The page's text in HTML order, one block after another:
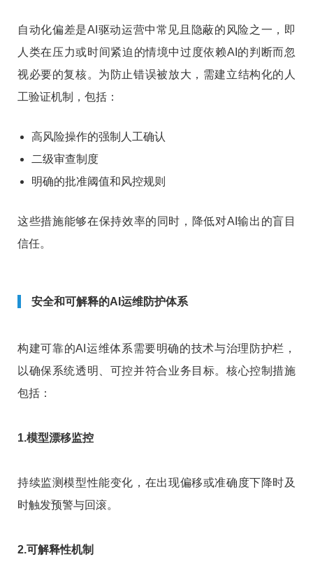
自动化偏差是AI驱动运营中常见且隐蔽的风险之一，即
人类在压力或时间紧迫的情境中过度依赖AI的判断而忽
视必要的复核。为防止错误被放大，需建立结构化的人
工验证机制，包括：
高风险操作的强制人工确认
二级审查制度
明确的批准阈值和风控规则
这些措施能够在保持效率的同时，降低对AI输出的盲目
信任。
安全和可解释的AI运维防护体系
构建可靠的AI运维体系需要明确的技术与治理防护栏，
以确保系统透明、可控并符合业务目标。核心控制措施
包括：
1.模型漂移监控
持续监测模型性能变化，在出现偏移或准确度下降时及
时触发预警与回滚。
2.可解释性机制